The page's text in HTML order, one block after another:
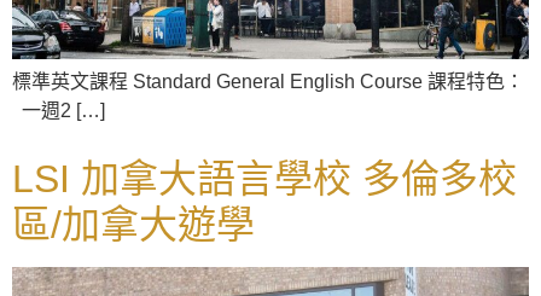
標準英文課程 Standard General English Course 課程特色：
一週2 […]
LSI 加拿大語言學校 多倫多校
區/加拿大遊學